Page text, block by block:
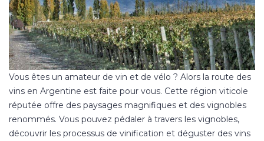
Vous êtes un amateur de vin et de vélo ? Alors la route des
vins en Argentine est faite pour vous. Cette région viticole
réputée offre des paysages magnifiques et des vignobles
renommés. Vous pouvez pédaler à travers les vignobles,
découvrir les processus de vinification et déguster des vins